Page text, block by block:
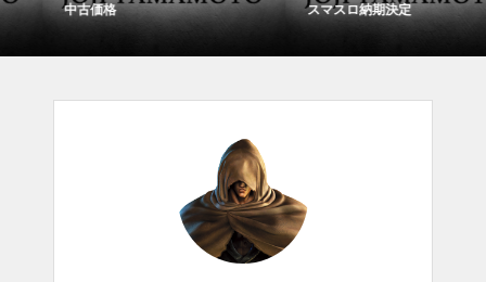
中古価格
スマスロ納期決定